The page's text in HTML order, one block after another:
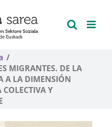
MIGRANTES. DE LA
A LA DIMENSIÓN
Y